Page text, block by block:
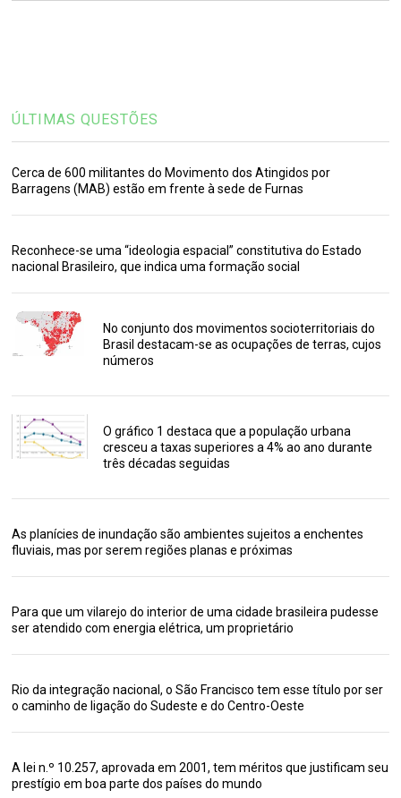
ÚLTIMAS QUESTÕES
Cerca de 600 militantes do Movimento dos Atingidos por
Barragens (MAB) estão em frente à sede de Furnas
Reconhece-se uma “ideologia espacial” constitutiva do Estado
nacional Brasileiro, que indica uma formação social
No conjunto dos movimentos socioterritoriais do
Brasil destacam-se as ocupações de terras, cujos
números
O gráfico 1 destaca que a população urbana
cresceu a taxas superiores a 4% ao ano durante
três décadas seguidas
As planícies de inundação são ambientes sujeitos a enchentes
fluviais, mas por serem regiões planas e próximas
Para que um vilarejo do interior de uma cidade brasileira pudesse
ser atendido com energia elétrica, um proprietário
Rio da integração nacional, o São Francisco tem esse título por ser
o caminho de ligação do Sudeste e do Centro-Oeste
A lei n.º 10.257, aprovada em 2001, tem méritos que justificam seu
prestígio em boa parte dos países do mundo